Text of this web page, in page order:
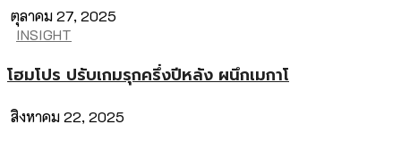
ตุลาคม 27, 2025
INSIGHT
โฮมโปร ปรับเกมรุกครึ่งปีหลัง ผนึกเมกาโ
สิงหาคม 22, 2025